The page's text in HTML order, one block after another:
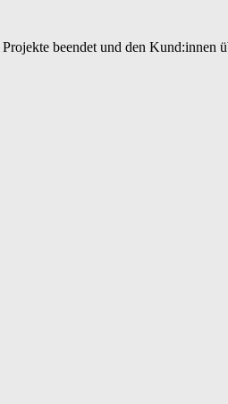
beendet und den Kund:innen